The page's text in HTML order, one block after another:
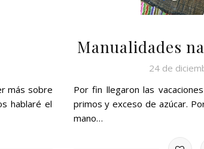
más sobre
hablaré el
Manualidades
24 de
Por fin llegaron las
primos y exceso de azúcar.
mano…